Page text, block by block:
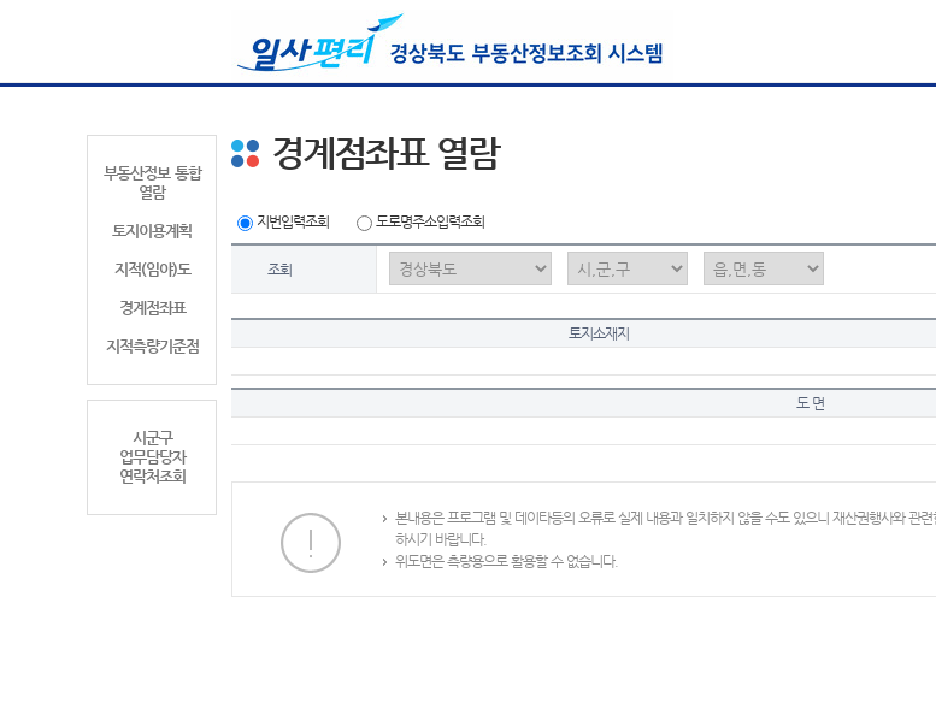
부동산정보 통합
열람
토지이용계획
지적(임야)도
경계점좌표
지적측량기준점
시군구
업무담당자
연락처조회
경계점좌표 열람
지번입력조회 도로명주소입력조회
조회
토지소재지
도 면
본내용은 프로그램 및 데이타등의 오류로 실제 내용과 일치하지 않을 수도 있으니 재산권행사와 관
하시기 바랍니다.
위도면은 측량용으로 활용할 수 없습니다.